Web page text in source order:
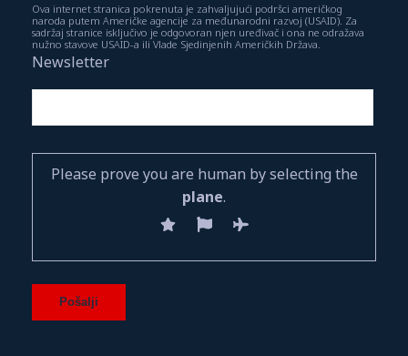
Ova internet stranica pokrenuta je zahvaljujući podršci američkog
naroda putem Američke agencije za međunarodni razvoj (USAID). Za
sadržaj stranice isključivo je odgovoran njen uređivač i ona ne odražava
nužno stavove USAID-a ili Vlade Sjedinjenih Američkih Država.
Newsletter
Please prove you are human by selecting the
plane.